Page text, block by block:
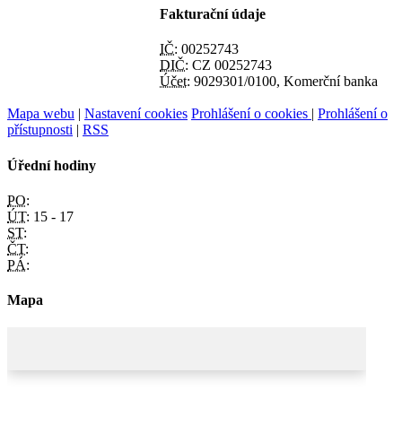
Fakturační údaje
IČ: 00252743
DIČ: CZ 00252743
Účet: 9029301/0100, Komerční banka
Mapa webu | Nastavení cookies Prohlášení o cookies | Prohlášení o
přístupnosti | RSS
Úřední hodiny
PO:
ÚT: 15 - 17
ST:
ČT:
PÁ:
Mapa